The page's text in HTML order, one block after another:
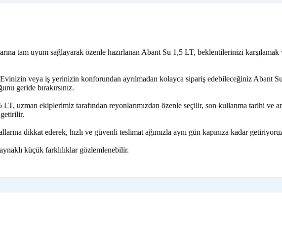
tam uyum sağlayarak özenle hazırlanan Abant Su 1,5 LT, beklentilerinizi
veya iş yerinizin konforundan ayrılmadan kolayca sipariş edebileceğiniz Abant
geride bırakırsınız.
uzman ekiplerimiz tarafından reyonlarımızdan özenle seçilir, son kullanma tarihi ve
dikkat ederek, hızlı ve güvenli teslimat ağımızla aynı gün kapınıza kadar
küçük farklılıklar gözlemlenebilir.